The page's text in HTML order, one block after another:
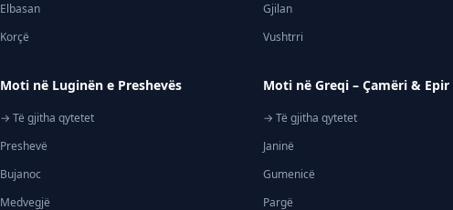
Elbasan
Korçë
Gjilan
Vushtrri
Moti në Luginën e Preshevës
→ Të gjitha qytetet
Preshevë
Bujanoc
Medvegjë
Moti në Greqi – Çamëri & Epir
→ Të gjitha qytetet
Janinë
Gumenicë
Pargë